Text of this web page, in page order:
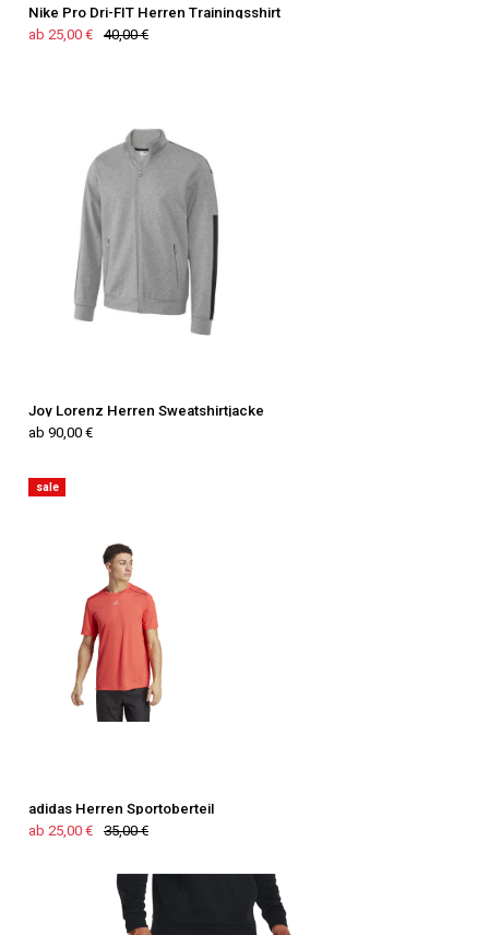
Nike Pro Dri-FIT Herren Trainingsshirt
ab 25,00 €
40,00 €
Joy Lorenz Herren Sweatshirtjacke
ab 90,00 €
sale
adidas Herren Sportoberteil
ab 25,00 €
35,00 €